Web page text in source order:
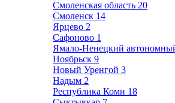
Смоленская область 20
Смоленск 14
Ярцево 2
Сафоново 1
Ямало-Ненецкий
Ноябрьск 9
Новый Уренгой 3
Надым 2
Республика Коми 18